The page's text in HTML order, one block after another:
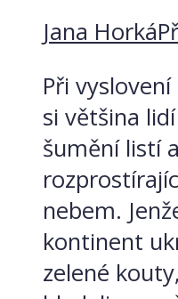
Jana Horká
Při vyslovení
si většina
šumění listí
nebem.
kontinent
zelené